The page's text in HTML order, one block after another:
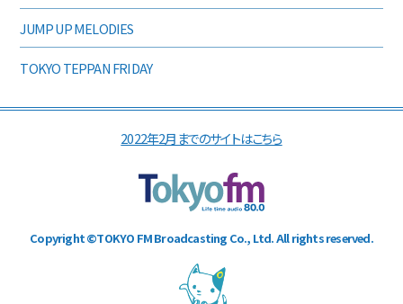
JUMP UP MELODIES
TOKYO TEPPAN FRIDAY
2022年2月までのサイトはこちら
Copyright ©TOKYO FM Broadcasting Co., Ltd. All rights reserved.